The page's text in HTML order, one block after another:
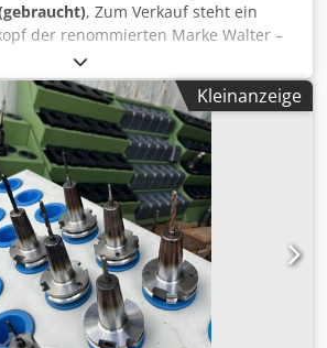
, Zum Verkauf steht ein
der renommierten Marke Walter –
für präzises Schruppen und
Premium-Industriewerkzeug,
und konventionelle
Ø80 mm • Modell:
• Aufnahme: SK40 / ISO40 • System:
Plattensitze: 7 • Hochwertige
Walter-Präzision Chjdpfxoxlgnie
Planfräsen, Bearbeitung von Stahl,
• Zustand: gebraucht, sehr guter
sofort einsatzbereit Der Kopf bietet
und eine lange Lebensdauer –
werkstattbasierte und
Kleinanzeige